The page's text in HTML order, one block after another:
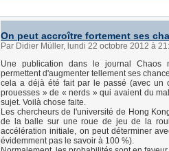
On peut accroître fortement ses
Par Didier Müller, lundi 22 octobre 2012 à
Une publication dans le journal Chaos
permettent d'augmenter tellement ses
cela a déjà été fait par le passé (avec un
prouesses » de « nerds » qui avaient du
sujet. Voilà chose faite.
Les chercheurs de l'université de Hong
de la balle sur une roue de jeu de la
accélération initiale, on peut déterminer
évidemment pas le savoir à 100 %).